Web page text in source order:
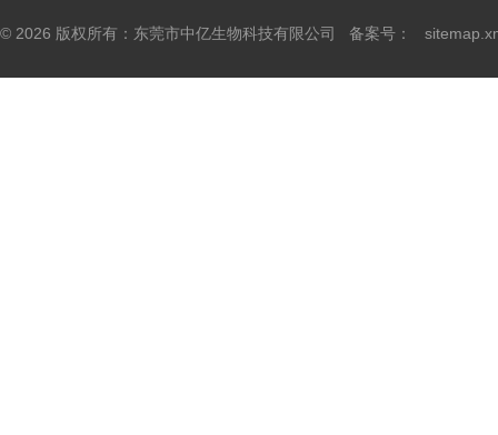
© 2026 版权所有：东莞市中亿生物科技有限公司 备案号：